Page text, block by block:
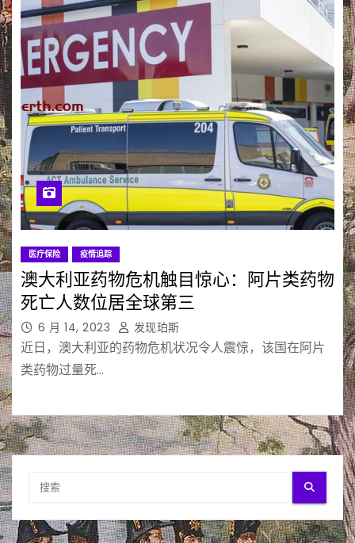
医疗保险 疫情追踪
澳大利亚药物危机触目惊心：阿片类药物
死亡人数位居全球第三
6 月 14, 2023 发现珀斯
近日，澳大利亚的药物危机状况令人震惊，该国在阿片
类药物过量死…